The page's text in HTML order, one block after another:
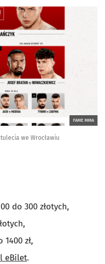
FAME MMA
we Wrocławiu
do 300 złotych,
zł,
eBilet.